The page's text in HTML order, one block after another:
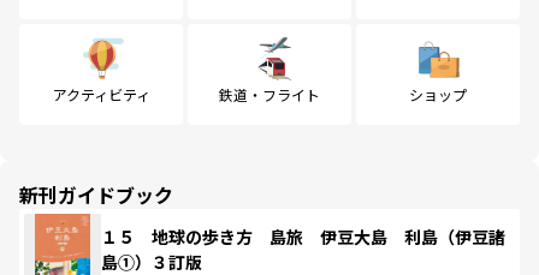
アクティビティ 鉄道・フライト ショップ
新刊ガイドブック
１５ 地球の歩き方 島旅 伊豆大島 利島（伊豆諸
島①）３訂版